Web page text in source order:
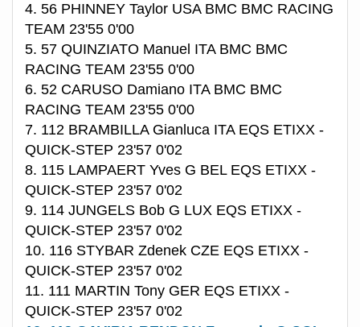
4. 56 PHINNEY Taylor USA BMC BMC RACING
TEAM 23'55 0'00
5. 57 QUINZIATO Manuel ITA BMC BMC
RACING TEAM 23'55 0'00
6. 52 CARUSO Damiano ITA BMC BMC
RACING TEAM 23'55 0'00
7. 112 BRAMBILLA Gianluca ITA EQS ETIXX -
QUICK-STEP 23'57 0'02
8. 115 LAMPAERT Yves G BEL EQS ETIXX -
QUICK-STEP 23'57 0'02
9. 114 JUNGELS Bob G LUX EQS ETIXX -
QUICK-STEP 23'57 0'02
10. 116 STYBAR Zdenek CZE EQS ETIXX -
QUICK-STEP 23'57 0'02
11. 111 MARTIN Tony GER EQS ETIXX -
QUICK-STEP 23'57 0'02